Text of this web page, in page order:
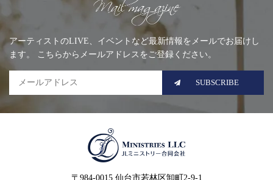
アーティストのLIVE、イベントなど最新情報をメールでお届けし
ます。 こちらからメールアドレスをご登録ください。
SUBSCRIBE
〒984-0015 仙台市若林区卸町2-9-1